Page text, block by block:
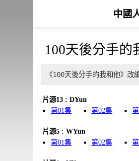
中國
100天後分手的
《100天後分手的我和他》
片源13 : DYun
第01集
第02集
片源5 : WYun
第01集
第02集